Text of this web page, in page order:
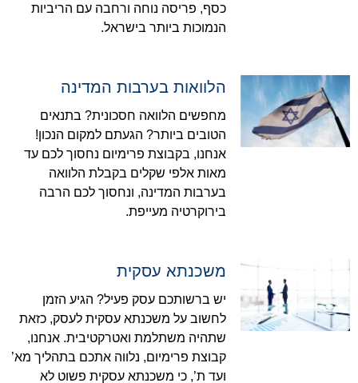
כסף, פריסה נוחה ורחבה עם הריביות
הנמוכות ביותר בישראל.
הלוואות בערבות המדינה
מחפשים הלוואה חסכונית? בתנאים
הטובים ביותר? הגעתם למקום הנכון!
אנחנו, בקבוצת פרימיום נחסוך לכם עד
מאות אלפי שקלים בקבלת הלוואה
בערבות המדינה, ונחסוך לכם הרבה
בירוקרטיה מעייפת.
משכנתא עסקית
יש ברשותכם עסק פעיל? הגיע הזמן
לחשוב על משכנתא עסקית לעסק, כזאת
שתהיה משתלמת ואטרקטיבית. אנחנו,
קבוצת פרימיום, נלווה אתכם בתהליך מא’
ועד ת’, כי משכנתא עסקית פשוט לא